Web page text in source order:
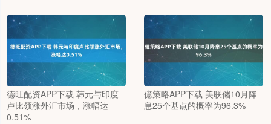
德旺配资APP下载 韩元与印度
卢比领涨外汇市场，涨幅达
0.51%
億策略APP下载 美联储10月降
息25个基点的概率为96.3%